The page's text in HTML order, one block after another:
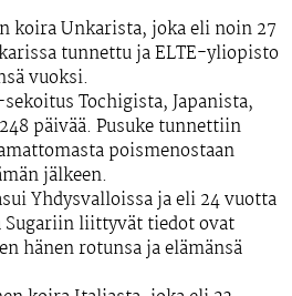
koira Unkarista, joka eli noin 27
tunnettu ja ELTE-yliopisto
vuoksi.
Tochigista, Japanista,
päivää. Pusuke tunnettiin
poismenostaan
jälkeen.
Yhdysvalloissa ja eli 24 vuotta
Sugariin liittyvät tiedot ovat
hänen rotunsa ja elämänsä